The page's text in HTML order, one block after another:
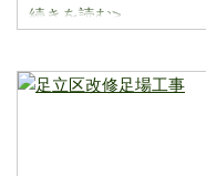
ブログ更新遅くなりま
きましたね。最近では
場など
続きを読む>